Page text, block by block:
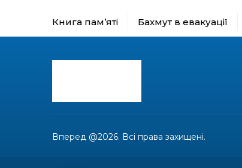
Книга пам’яті Бахмут в евакуації
Вперед @2026. Всі права захищені.